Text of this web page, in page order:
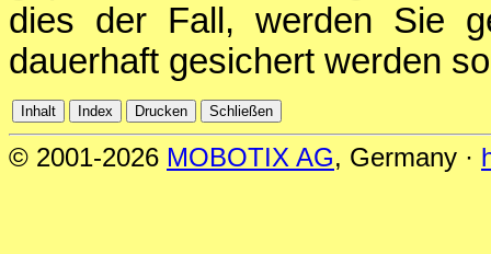
dies der Fall, werden Sie
dauerhaft gesichert werden
© 2001-2026 MOBOTIX AG, Germany ·